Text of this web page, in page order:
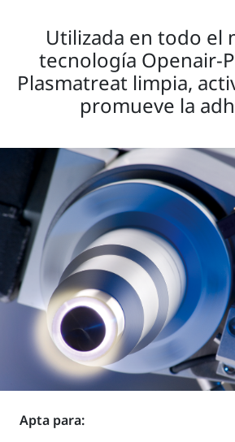
Utilizada en todo el
tecnología Openair-
Plasmatreat limpia,
promueve la
Apta para: